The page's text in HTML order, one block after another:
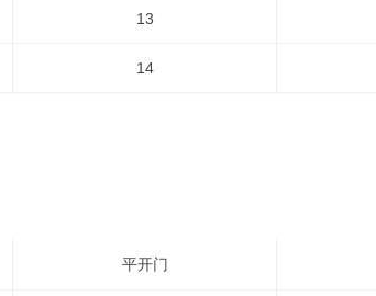
13
14
平开门